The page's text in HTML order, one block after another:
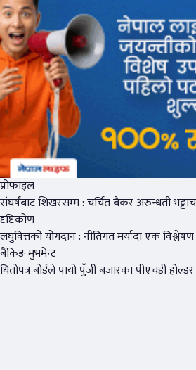
प्रोफाइल
संघर्षबाट शिखरसम्म : चर्चित बैंकर अरुन्धती
दृष्टिकोण
लघुवित्तको योगदान : नीतिगत मर्यादा एक विश्लेषण
बैंकिङ मुभमेन्ट
धितोपत्र बोर्डले पायो पुँजी बजारका पीएचडी होल्डर